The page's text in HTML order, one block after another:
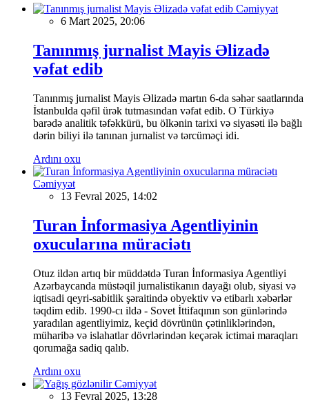
Cəmiyyət
6 Mart 2025, 20:06
Tanınmış jurnalist Mayis Əlizadə
vəfat edib
Tanınmış jurnalist Mayis Əlizadə martın 6-da səhər saatlarında
İstanbulda qəfil ürək tutmasından vəfat edib. O Türkiyə
barədə analitik təfəkkürü, bu ölkənin tarixi və siyasəti ilə bağlı
dərin biliyi ilə tanınan jurnalist və tərcüməçi idi.
Ardını oxu
Cəmiyyət
13 Fevral 2025, 14:02
Turan İnformasiya Agentliyinin
oxucularına müraciətı
Otuz ildən artıq bir müddətdə Turan İnformasiya Agentliyi
Azərbaycanda müstəqil jurnalistikanın dayağı olub, siyasi və
iqtisadi qeyri-sabitlik şəraitində obyektiv və etibarlı xəbərlər
təqdim edib. 1990-cı ildə - Sovet İttifaqının son günlərində
yaradılan agentliyimiz, keçid dövrünün çətinliklərindən,
müharibə və islahatlar dövrlərindən keçərək ictimai maraqları
qorumağa sadiq qalıb.
Ardını oxu
Cəmiyyət
13 Fevral 2025, 13:28